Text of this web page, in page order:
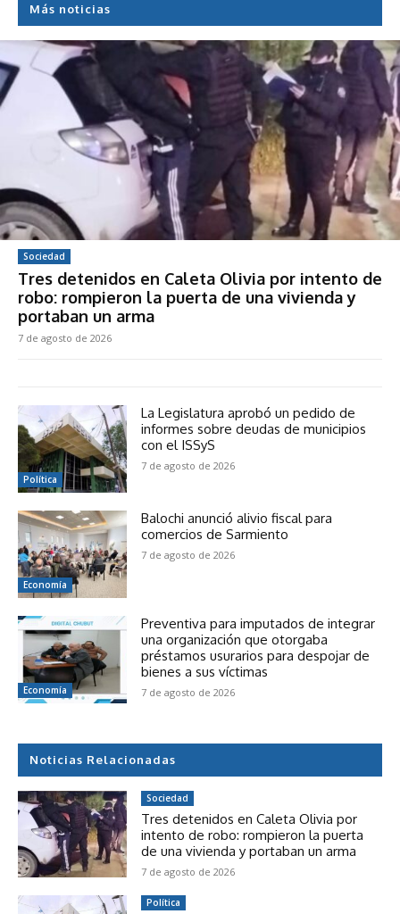
Más noticias
Sociedad
Tres detenidos en Caleta Olivia por intento de
robo: rompieron la puerta de una vivienda y
portaban un arma
7 de agosto de 2026
Política
La Legislatura aprobó un pedido de
informes sobre deudas de municipios
con el ISSyS
7 de agosto de 2026
Economía
Balochi anunció alivio fiscal para
comercios de Sarmiento
7 de agosto de 2026
Economía
Preventiva para imputados de integrar
una organización que otorgaba
préstamos usurarios para despojar de
bienes a sus víctimas
7 de agosto de 2026
Noticias Relacionadas
Sociedad
Tres detenidos en Caleta Olivia por
intento de robo: rompieron la puerta
de una vivienda y portaban un arma
7 de agosto de 2026
Política